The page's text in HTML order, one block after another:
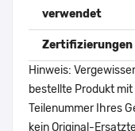
verwendet
Zertifizierungen
Hinweis:
bestellte Produkt mit
Teilenummer Ihres
kein Original-